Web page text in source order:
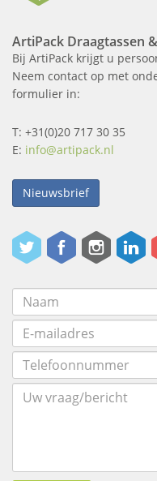
ArtiPack Draagtassen
Bij ArtiPack krijgt u
Neem contact op met
formulier in:
T: +31(0)20 717 30 35
E: info@artipack.nl
Nieuwsbrief